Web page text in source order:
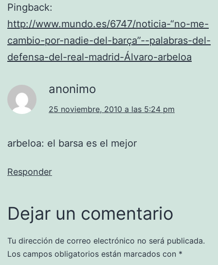
Pingback:
http://www.mundo.es/6747/noticia-“no-me-
cambio-por-nadie-del-barça”--palabras-del-
defensa-del-real-madrid-Álvaro-arbeloa
anonimo
25 noviembre, 2010 a las 5:24 pm
arbeloa: el barsa es el mejor
Responder
Dejar un comentario
Tu dirección de correo electrónico no será publicada.
Los campos obligatorios están marcados con *